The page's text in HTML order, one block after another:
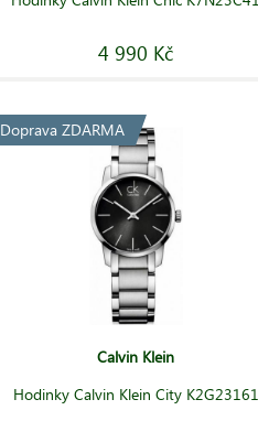
4 990 Kč
Doprava ZDARMA
Calvin Klein
Hodinky Calvin Klein City K2G23161